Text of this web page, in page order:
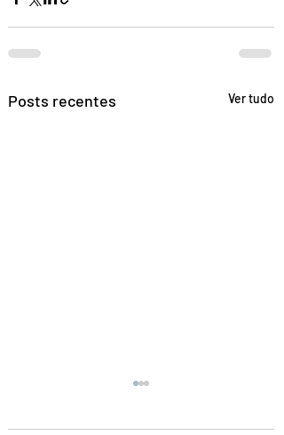
Posts recentes Ver tudo